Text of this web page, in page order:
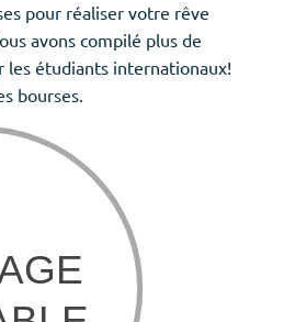
pour réaliser votre rêve
avons compilé plus de
les étudiants internationaux!
bourses.